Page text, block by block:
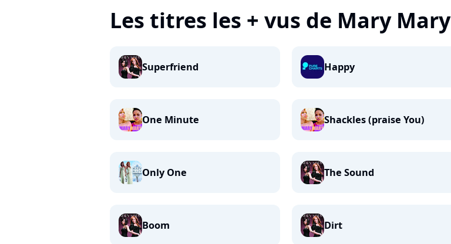
Les titres les + vus de Mary Mary
Superfriend Happy
One Minute Shackles (praise You)
Only One The Sound
Boom Dirt